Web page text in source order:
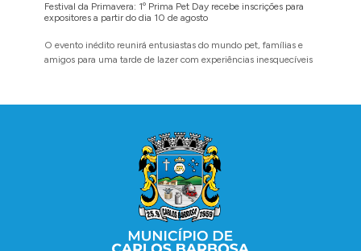
Festival da Primavera: 1º Prima Pet Day recebe inscrições para
expositores a partir do dia 10 de agosto
O evento inédito reunirá entusiastas do mundo pet, famílias e
amigos para uma tarde de lazer com experiências inesquecíveis